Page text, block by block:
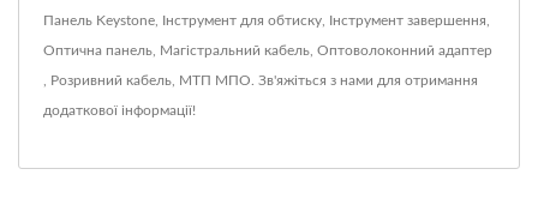
Панель Keystone Інструмент для обтиску Інструмент завершення
Оптична панель Магістральний кабель Оптоволоконний адаптер
Розривний кабель МТП МПО Зв'яжіться з нами для отримання
додаткової інформації!